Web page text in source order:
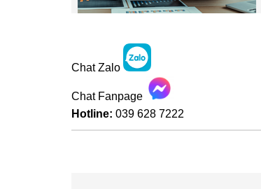
Chat Zalo
Chat Fanpage
Hotline: 039 628 7222